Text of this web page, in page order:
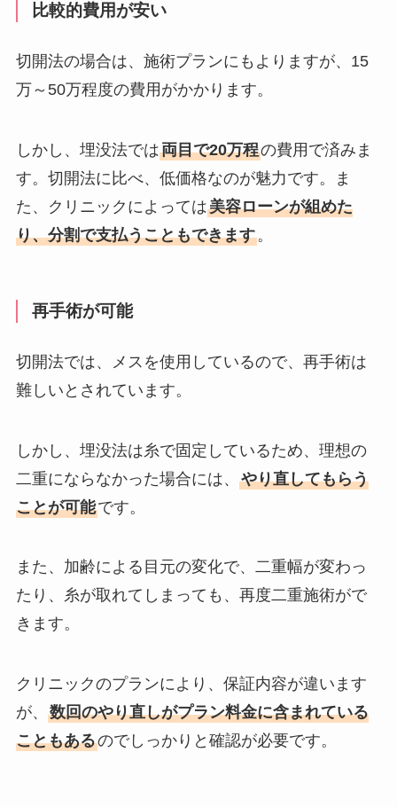
比較的費用が安い
切開法の場合は、施術プランにもよりますが、15
万～50万程度の費用がかかります。
しかし、埋没法では両目で20万程の費用で済みま
す。切開法に比べ、低価格なのが魅力です。ま
た、クリニックによっては美容ローンが組めた
り、分割で支払うこともできます。
再手術が可能
切開法では、メスを使用しているので、再手術は
難しいとされています。
しかし、埋没法は糸で固定しているため、理想の
二重にならなかった場合には、 やり直してもらう
ことが可能です。
また、加齢による目元の変化で、二重幅が変わっ
たり、糸が取れてしまっても、再度二重施術がで
きます。
クリニックのプランにより、保証内容が違います
が、 数回のやり直しがプラン料金に含まれている
こともあるのでしっかりと確認が必要です。